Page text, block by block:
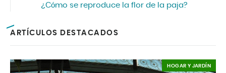
¿Cómo se reproduce la flor de la paja?
ARTÍCULOS DESTACADOS
HOGAR Y JARDÍN